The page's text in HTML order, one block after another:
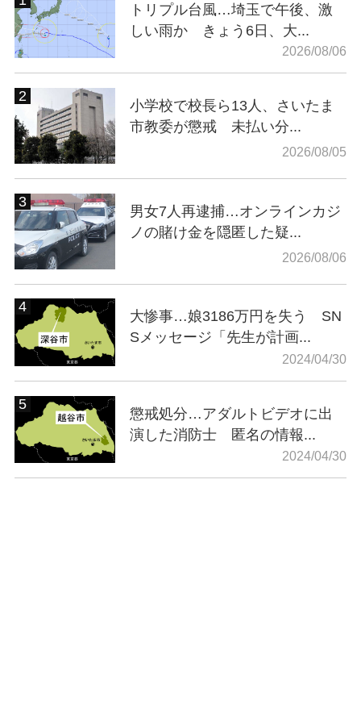
トリプル台風…埼玉で午後、激
しい雨か きょう6日、大...
2026/08/06
小学校で校長ら13人、さいたま
市教委が懲戒 未払い分...
2026/08/05
男女7人再逮捕…オンラインカジ
ノの賭け金を隠匿した疑...
2026/08/06
大惨事…娘3186万円を失う SN
Sメッセージ「先生が計画...
2024/04/30
懲戒処分…アダルトビデオに出
演した消防士 匿名の情報...
2024/04/30